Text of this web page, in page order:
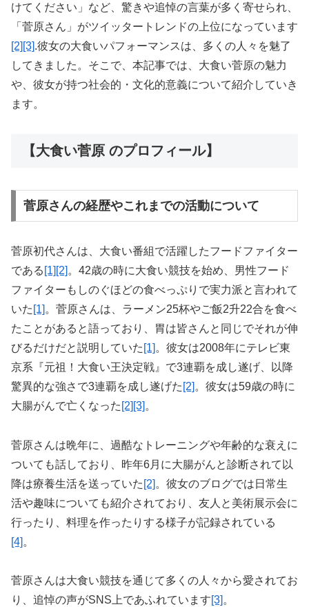
けてください」など、驚きや追悼の言葉が多く寄せられ、
「菅原さん」がツイッタートレンドの上位になっています
[2] [3].彼女の大食いパフォーマンスは、多くの人々を魅了
してきました。そこで、本記事では、大食い菅原の魅力
や、彼女が持つ社会的・文化的意義について紹介していき
ます。
【大食い菅原 のプロフィール】
菅原さんの経歴やこれまでの活動について
菅原初代さんは、大食い番組で活躍したフードファイター
である [1] [2] 。42歳の時に大食い競技を始め、男性フード
ファイターもしのぐほどの食べっぷりで実力派と言われて
いた [1] 。菅原さんは、ラーメン25杯やご飯2升22合を食べ
たことがあると語っており、胃は皆さんと同じでそれが伸
びるだけだと説明していた [1] 。彼女は2008年にテレビ東
京系『元祖！大食い王決定戦』で3連覇を成し遂げ、以降
驚異的な強さで3連覇を成し遂げた [2] 。彼女は59歳の時に
大腸がんで亡くなった [2] [3] 。
菅原さんは晩年に、過酷なトレーニングや年齢的な衰えに
ついても話しており、昨年6月に大腸がんと診断されて以
降は療養生活を送っていた [2] 。彼女のブログでは日常生
活や趣味についても紹介されており、友人と美術展示会に
行ったり、料理を作ったりする様子が記録されている
[4] 。
菅原さんは大食い競技を通じて多くの人々から愛されてお
り、追悼の声がSNS上であふれています[3] 。